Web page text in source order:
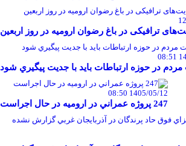
ترافیکی در باغ رضوان ارومیه در روز اربعین
در حوزه ارتباطات بايد با جديت پيگيري شود
1405/05/12 08:50
247 پروژه عمراني در اروميه در حال اجراست